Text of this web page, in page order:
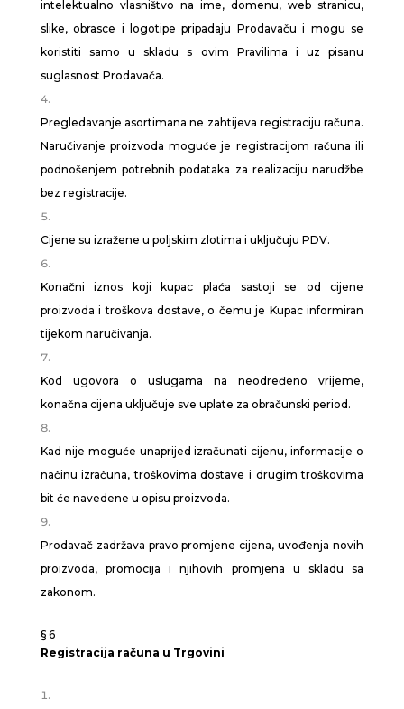
intelektualno vlasništvo na ime, domenu, web stranicu,
slike, obrasce i logotipe pripadaju Prodavaču i mogu se
koristiti samo u skladu s ovim Pravilima i uz pisanu
suglasnost Prodavača.
Pregledavanje asortimana ne zahtijeva registraciju računa.
Naručivanje proizvoda moguće je registracijom računa ili
podnošenjem potrebnih podataka za realizaciju narudžbe
bez registracije.
Cijene su izražene u poljskim zlotima i uključuju PDV.
Konačni iznos koji kupac plaća sastoji se od cijene
proizvoda i troškova dostave, o čemu je Kupac informiran
tijekom naručivanja.
Kod ugovora o uslugama na neodređeno vrijeme,
konačna cijena uključuje sve uplate za obračunski period.
Kad nije moguće unaprijed izračunati cijenu, informacije o
načinu izračuna, troškovima dostave i drugim troškovima
bit će navedene u opisu proizvoda.
Prodavač zadržava pravo promjene cijena, uvođenja novih
proizvoda, promocija i njihovih promjena u skladu sa
zakonom.
§ 6
Registracija računa u Trgovini